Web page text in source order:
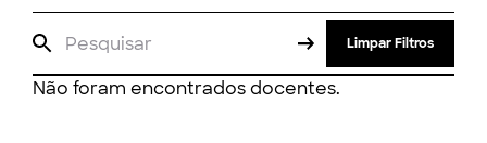
Limpar Filtros
Não foram encontrados docentes.